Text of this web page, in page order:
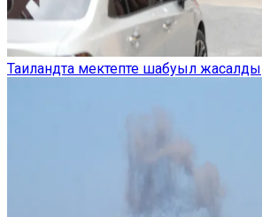
Таиландта мектепте шабуыл жасалды